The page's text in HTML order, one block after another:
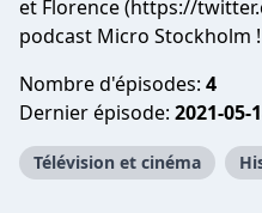
et Florence (https://
podcast Micro Stockholm !
Nombre d'épisodes: 4
Dernier épisode: 2021-05-
Télévision et cinéma